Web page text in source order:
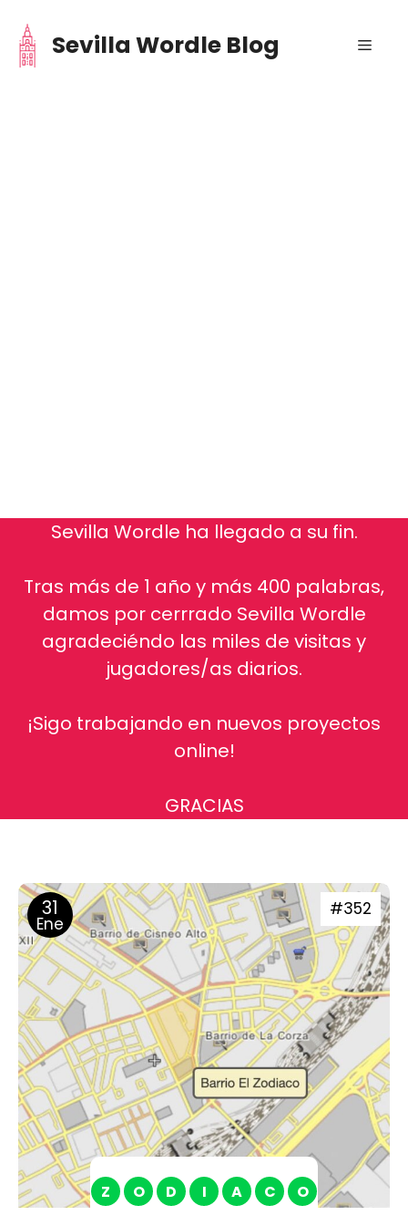
contenidoSevilla Wordle Blog Menú
Sevilla Wordle ha llegado a su fin.
Tras más de 1 año y más 400 palabras,
damos por cerrrado Sevilla Wordle
agradeciéndo las miles de visitas y
jugadores/as diarios.
¡Sigo trabajando en nuevos proyectos
online!
GRACIAS
31
Ene
#352
Z O D I A C O